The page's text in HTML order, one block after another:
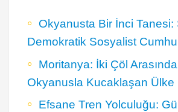
Okyanusta Bir İnci Tanesi:
Demokratik Sosyalist
Moritanya: İki Çöl Arasında
Okyanusla Kucaklaşan Ülke
Efsane Tren Yolculuğu: